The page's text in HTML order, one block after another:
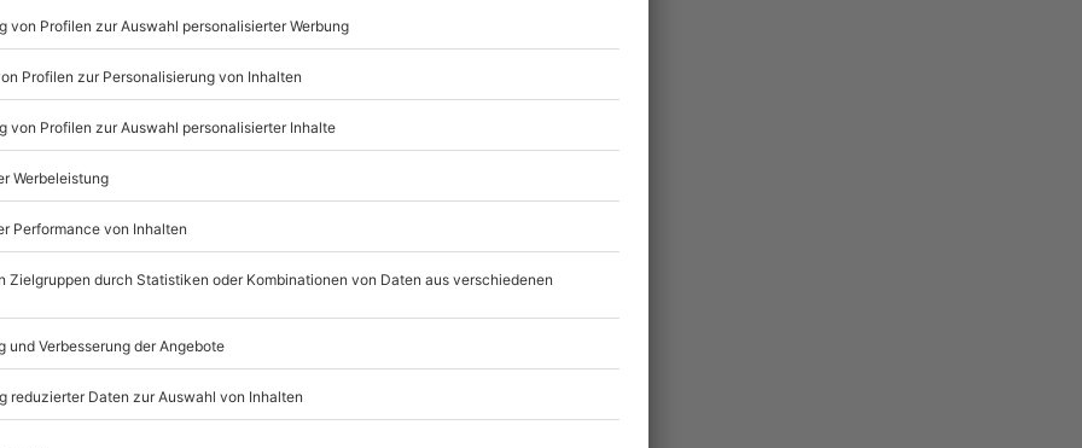
Dir selbst oder Deinem
fahren in Jena und
Zeit mit dem Dodge
und schafft
5 Jahre in Besitz)
Listenansicht
© OpenStreetMaps
mydaysGmbH
Mühldorfstraße 8
außer an bundesweiten